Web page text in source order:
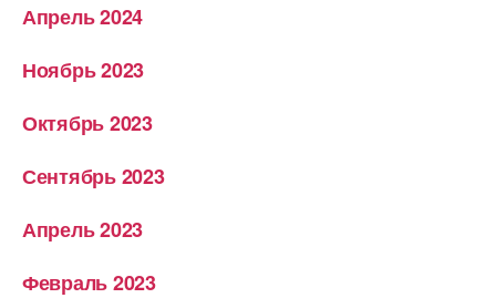
Апрель 2024
Ноябрь 2023
Октябрь 2023
Сентябрь 2023
Апрель 2023
Февраль 2023